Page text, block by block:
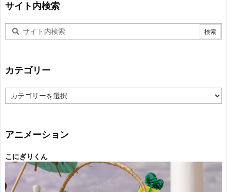
サイト内検索
カテゴリー
テ
ー
アニメーション
こにぎりくん